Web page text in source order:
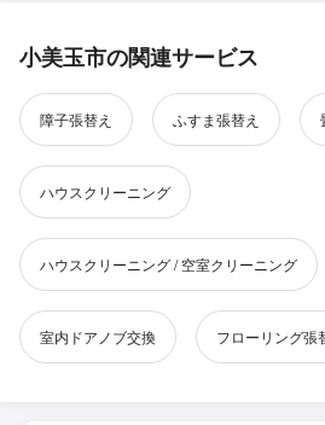
小美玉市の関連サービス
障子張替え ふすま張替え
ハウスクリーニング
ハウスクリーニング / 空室クリーニング
室内ドアノブ交換 フローリング張